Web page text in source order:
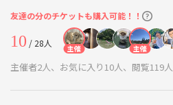
友達の分のチケットも購入可能！！
10 / 28人 主催 主催
主催者2人、お気に入り10人、閲覧119人